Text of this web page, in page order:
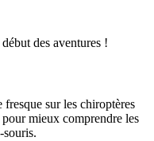
des aventures !
fresque sur les chiroptères
mieux comprendre les
souris.